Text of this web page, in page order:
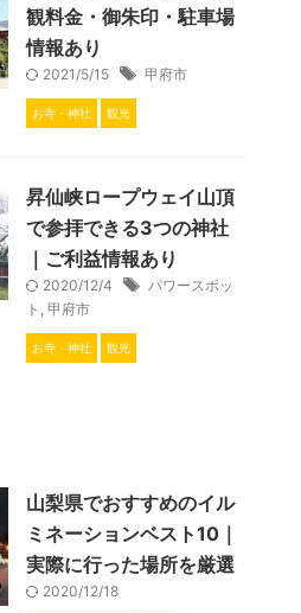
観料金・御朱印・駐車場
情報あり
2021/5/15 甲府市
お寺・神社 観光
昇仙峡ロープウェイ山頂
で参拝できる3つの神社
｜ご利益情報あり
2020/12/4
パワースポッ
ト , 甲府市
お寺・神社 観光
山梨県でおすすめのイル
ミネーションベスト10｜
実際に行った場所を厳選
2020/12/18